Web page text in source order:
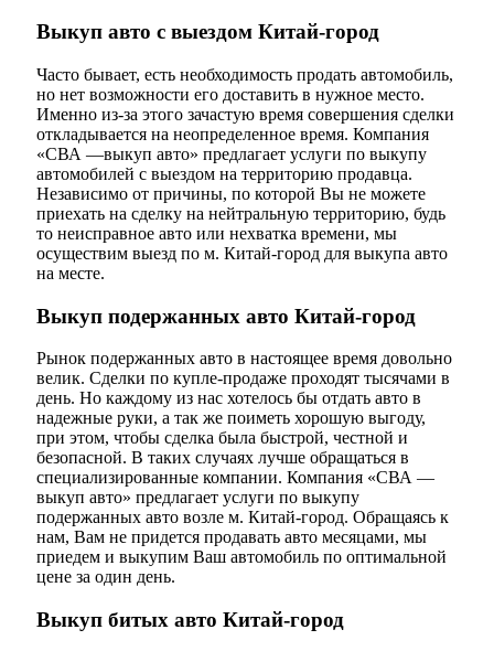
Выкуп авто с выездом Китай-город
Часто бывает, есть необходимость продать автомобиль,
но нет возможности его доставить в нужное место.
Именно из-за этого зачастую время совершения сделки
откладывается на неопределенное время. Компания
«СВА —выкуп авто» предлагает услуги по выкупу
автомобилей с выездом на территорию продавца.
Независимо от причины, по которой Вы не можете
приехать на сделку на нейтральную территорию, будь
то неисправное авто или нехватка времени, мы
осуществим выезд по м. Китай-город для выкупа авто
на месте.
Выкуп подержанных авто Китай-город
Рынок подержанных авто в настоящее время довольно
велик. Сделки по купле-продаже проходят тысячами в
день. Но каждому из нас хотелось бы отдать авто в
надежные руки, а так же поиметь хорошую выгоду,
при этом, чтобы сделка была быстрой, честной и
безопасной. В таких случаях лучше обращаться в
специализированные компании. Компания «СВА —
выкуп авто» предлагает услуги по выкупу
подержанных авто возле м. Китай-город. Обращаясь к
нам, Вам не придется продавать авто месяцами, мы
приедем и выкупим Ваш автомобиль по оптимальной
цене за один день.
Выкуп битых авто Китай-город